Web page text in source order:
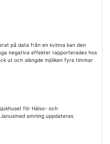
på data från en kvinna kan den
negativa effekter rapporterades hos
ut och slängde mjölken fyra timmar
för Hälso- och
amning uppdateras